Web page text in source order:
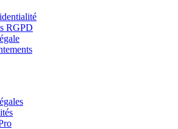
RGPD